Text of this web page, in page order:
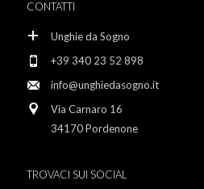
CONTATTI
Unghie da Sogno
+39 340 23 52 898
info@unghiedasogno.it
Via Carnaro 16
34170 Pordenone
TROVACI SUI SOCIAL